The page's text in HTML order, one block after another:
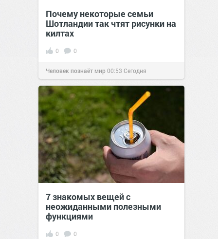
Почему некоторые семьи
Шотландии так чтят рисунки на
килтах
0 0
Человек познаёт мир00:53 Сегодня
7 знакомых вещей с
неожиданными полезными
функциями
0 0